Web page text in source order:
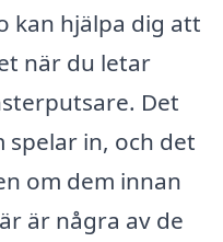
kan hjälpa dig att
när du letar
Det
in, och det
om dem innan
är några av de